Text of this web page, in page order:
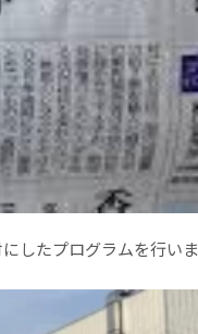
したプログラムを行いま